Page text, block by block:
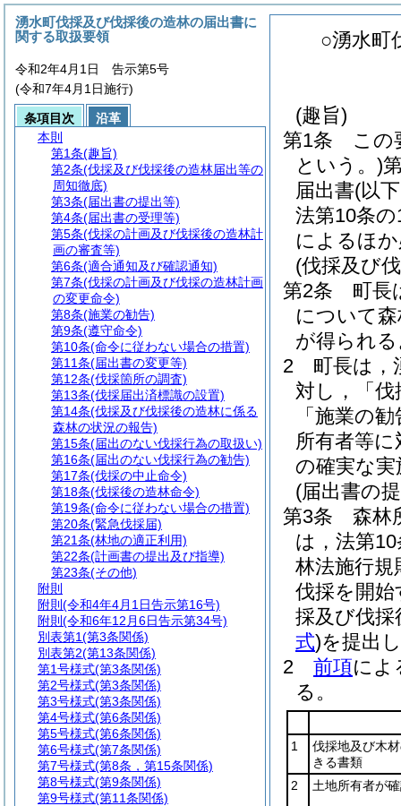
○湧水町
(趣旨)
第1条
この
という。)
届出書(以
法第10条
によるほ
(伐採及び
第2条
町長
について
が得られ
2
町長は，
対し，「
「施業の
所有者等
の確実な
(届出書の
第3条
森林
は，法第
林法施行規
伐採を開
採及び伐採
式)を提出
2
前項によ
る。
1
伐採地及び木
きる書類
2
土地所有者が
湧水町伐採及び伐採後の造林の届出書に
関する取扱要領
令和2年4月1日 告示第5号
(令和7年4月1日施行)
条項目次
沿革
本則
第1条(趣旨)
第2条(伐採及び伐採後の造林届出等の
周知徹底)
第3条(届出書の提出等)
第4条(届出書の受理等)
第5条(伐採の計画及び伐採後の造林計
画の審査等)
第6条(適合通知及び確認通知)
第7条(伐採の計画及び伐採の造林計画
の変更命令)
第8条(施業の勧告)
第9条(遵守命令)
第10条(命令に従わない場合の措置)
第11条(届出書の変更等)
第12条(伐採箇所の調査)
第13条(伐採届出済標識の設置)
第14条(伐採及び伐採後の造林に係る
森林の状況の報告)
第15条(届出のない伐採行為の取扱い)
第16条(届出のない伐採行為の勧告)
第17条(伐採の中止命令)
第18条(伐採後の造林命令)
第19条(命令に従わない場合の措置)
第20条(緊急伐採届)
第21条(林地の適正利用)
第22条(計画書の提出及び指導)
第23条(その他)
附則
附則 (令和4年4月1日告示第16号)
附則 (令和6年12月6日告示第34号)
別表第1(第3条関係)
別表第2(第13条関係)
第1号様式(第3条関係)
第2号様式(第3条関係)
第3号様式(第3条関係)
第4号様式(第6条関係)
第5号様式(第6条関係)
第6号様式(第7条関係)
第7号様式(第8条，第15条関係)
第8号様式(第9条関係)
第9号様式(第11条関係)